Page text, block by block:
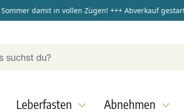
damit in vollen Zügen! +++ Abverkauf gestartet:
Leberfasten Abnehmen